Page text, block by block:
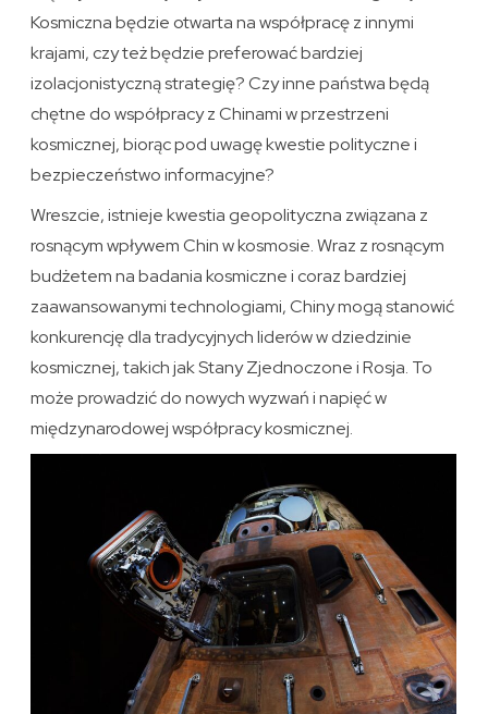
Kosmiczna będzie otwarta na współpracę z innymi
krajami, czy też będzie preferować bardziej
izolacjonistyczną strategię? Czy inne państwa będą
chętne do współpracy z Chinami w przestrzeni
kosmicznej, biorąc pod uwagę kwestie polityczne i
bezpieczeństwo informacyjne?
Wreszcie, istnieje kwestia geopolityczna związana z
rosnącym wpływem Chin w kosmosie. Wraz z rosnącym
budżetem na badania kosmiczne i coraz bardziej
zaawansowanymi technologiami, Chiny mogą stanowić
konkurencję dla tradycyjnych liderów w dziedzinie
kosmicznej, takich jak Stany Zjednoczone i Rosja. To
może prowadzić do nowych wyzwań i napięć w
międzynarodowej współpracy kosmicznej.